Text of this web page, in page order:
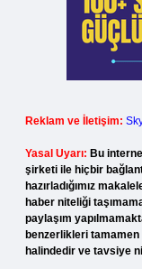
Reklam ve İletişim:
Yasal Uyarı: Bu
şirketi ile hiçbir
hazırladığımız
haber niteliği
paylaşım
benzerlikleri
halindedir ve tavsiye